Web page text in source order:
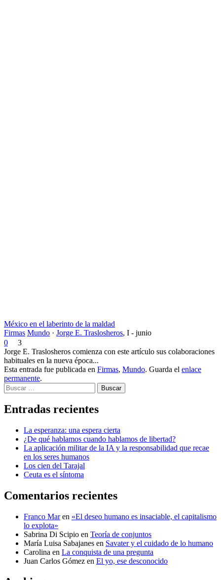
México en el laberinto de la maldad
Firmas Mundo · Jorge E. Traslosheros, I - junio
0
3
Jorge E. Traslosheros comienza con este artículo sus colaboraciones
habituales en la nueva época...
Esta entrada fue publicada en Firmas, Mundo. Guarda el enlace
permanente.
Buscar
Entradas recientes
La esperanza: una espera cierta
¿De qué hablamos cuando hablamos de libertad?
La aplicación militar de la IA y la responsabilidad que recae
en los seres humanos
Los cien del Tarajal
Ceuta es el síntoma
Comentarios recientes
Franco Maren «El deseo humano es insaciable, el capitalismo
lo explota»
Sabrina Di Scipio en Teoría de conjuntos
María Luisa Sabajanes en Savater y el cuidado de lo humano
Carolina en La conquista de una pregunta
Juan Carlos Gómez en El yo, ese desconocido